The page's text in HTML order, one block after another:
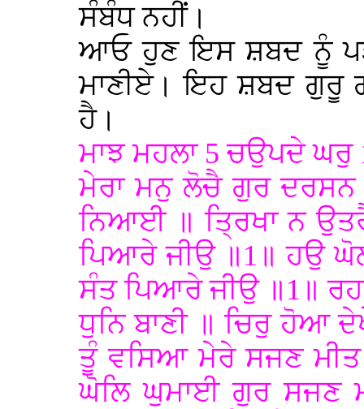
ਸੰਬੰਧ ਨਹੀਂ।
ਆਓ ਹੁਣ ਇਸ ਸ਼ਬਦ ਨੂੰ
ਮਾਣੀਏ। ਇਹ ਸ਼ਬਦ ਗੁਰੂ
ਹੈ।
ਮਾਝ ਮਹਲਾ 5 ਚਉਪਦੇ ਘਰੁ
ਮੇਰਾ ਮਨੁ ਲੋਚੈ ਗੁਰ ਦਰਸਨ
ਨਿਆਈ ॥ ਤ੍ਰਿਖਾ ਨ
ਪਿਆਰੇ ਜੀਉ ॥1॥ ਹਉ
ਸੰਤ ਪਿਆਰੇ ਜੀਉ ॥1॥
ਧੁਨਿ ਬਾਣੀ ॥ ਚਿਰੁ ਹੋਆ
ਤੂੰ ਵਸਿਆ ਮੇਰੇ ਸਜਣ
ਘੋਲਿ ਘੁਮਾਈ ਗੁਰ ਸਜਣ